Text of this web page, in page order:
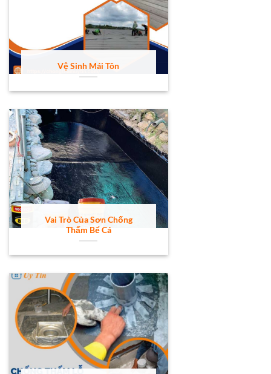
Vệ Sinh Mái Tôn
Vai Trò Của Sơn Chống
Thấm Bể Cá